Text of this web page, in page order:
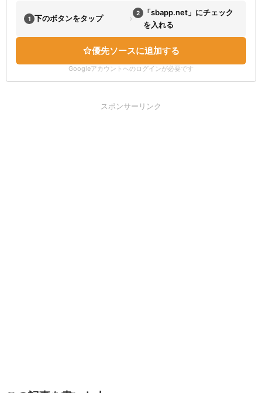
1 下のボタンをタップ › 2
「sbapp.net」にチェック
を入れる
優先ソースに追加する
Googleアカウントへのログインが必要です
スポンサーリンク